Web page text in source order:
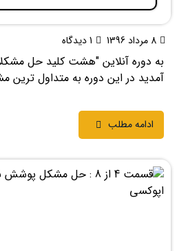
8 مرداد 1396 1 دیدگاه
به دوره آنلاین "هشت کلید حل
آمدید در این دوره به متداول
ادامه مطلب